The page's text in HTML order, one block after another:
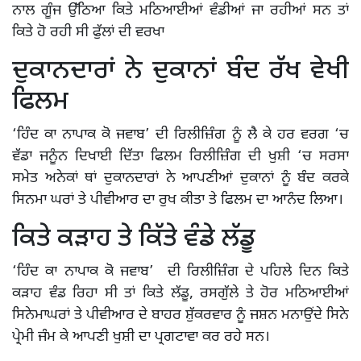
ਨਾਲ ਗੂੰਜ ਉੱਠਿਆ ਕਿਤੇ ਮਠਿਆਈਆਂ ਵੰਡੀਆਂ ਜਾ ਰਹੀਆਂ ਸਨ ਤਾਂ
ਕਿਤੇ ਹੋ ਰਹੀ ਸੀ ਫੁੱਲਾਂ ਦੀ ਵਰਖਾ
ਦੁਕਾਨਦਾਰਾਂ ਨੇ ਦੁਕਾਨਾਂ ਬੰਦ ਰੱਖ ਵੇਖੀ
ਫਿਲਮ
‘ਹਿੰਦ ਕਾ ਨਾਪਾਕ ਕੋ ਜਵਾਬ’ ਦੀ ਰਿਲੀਜ਼ਿੰਗ ਨੂੰ ਲੈ ਕੇ ਹਰ ਵਰਗ ‘ਚ
ਵੱਡਾ ਜਨੂੰਨ ਦਿਖਾਈ ਦਿੱਤਾ ਫਿਲਮ ਰਿਲੀਜ਼ਿੰਗ ਦੀ ਖੁਸ਼ੀ ‘ਚ ਸਰਸਾ
ਸਮੇਤ ਅਨੇਕਾਂ ਥਾਂ ਦੁਕਾਨਦਾਰਾਂ ਨੇ ਆਪਣੀਆਂ ਦੁਕਾਨਾਂ ਨੂੰ ਬੰਦ ਕਰਕੇ
ਸਿਨਮਾ ਘਰਾਂ ਤੇ ਪੀਵੀਆਰ ਦਾ ਰੁਖ ਕੀਤਾ ਤੇ ਫਿਲਮ ਦਾ ਆਨੰਦ ਲਿਆ।
ਕਿਤੇ ਕੜਾਹ ਤੇ ਕਿੱਤੇ ਵੰਡੇ ਲੱਡੂ
‘ਹਿੰਦ ਕਾ ਨਾਪਾਕ ਕੋ ਜਵਾਬ’ ਦੀ ਰਿਲੀਜ਼ਿੰਗ ਦੇ ਪਹਿਲੇ ਦਿਨ ਕਿਤੇ
ਕੜਾਹ ਵੰਡ ਰਿਹਾ ਸੀ ਤਾਂ ਕਿਤੇ ਲੱਡੂ, ਰਸਗੁੱਲੇ ਤੇ ਹੋਰ ਮਠਿਆਈਆਂ
ਸਿਨੇਮਾਘਰਾਂ ਤੇ ਪੀਵੀਆਰ ਦੇ ਬਾਹਰ ਸ਼ੁੱਕਰਵਾਰ ਨੂੰ ਜਸ਼ਨ ਮਨਾਉਂਦੇ ਸਿਨੇ
ਪ੍ਰੇਮੀ ਜੰਮ ਕੇ ਆਪਣੀ ਖੁਸ਼ੀ ਦਾ ਪ੍ਰਗਟਾਵਾ ਕਰ ਰਹੇ ਸਨ।